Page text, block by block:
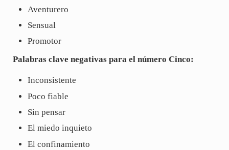
Aventurero
Sensual
Promotor
Palabras clave negativas para el número Cinco:
Inconsistente
Poco fiable
Sin pensar
El miedo inquieto
El confinamiento